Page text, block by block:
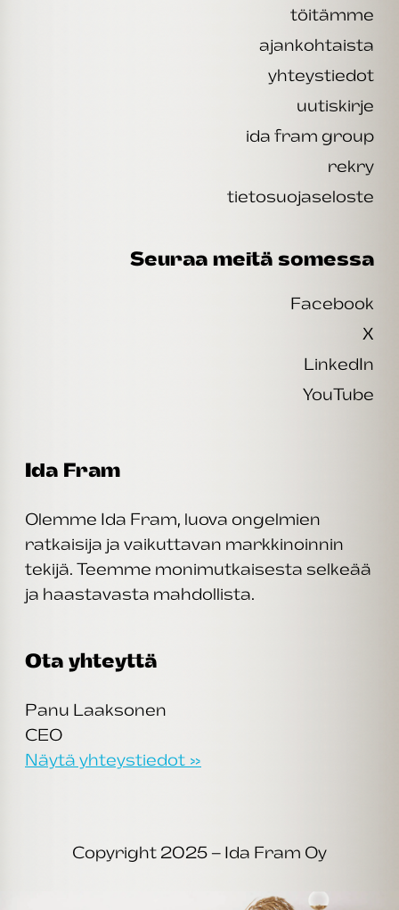
töitämme
ajankohtaista
yhteystiedot
uutiskirje
ida fram group
rekry
tietosuojaseloste
Seuraa meitä somessa
Facebook
X
LinkedIn
YouTube
Ida Fram
Olemme Ida Fram, luova ongelmien
ratkaisija ja vaikuttavan markkinoinnin
tekijä. Teemme monimutkaisesta selkeää
ja haastavasta mahdollista.
Ota yhteyttä
Panu Laaksonen
CEO
Näytä yhteystiedot »
Copyright 2025 – Ida Fram Oy